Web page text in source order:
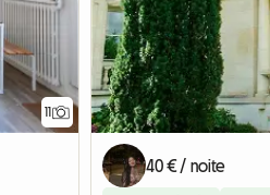
11
40 € / noite